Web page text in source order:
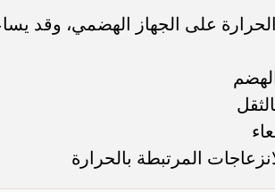
على الجهاز الهضمي، وقد
المرتبطة بالحرارة